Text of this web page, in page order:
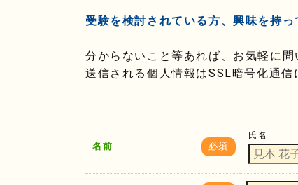
受験を検討されている方、興味を持
分からないこと等あれば、お気軽に問
送信される個人情報はSSL暗号化通信
名前 必須
氏名